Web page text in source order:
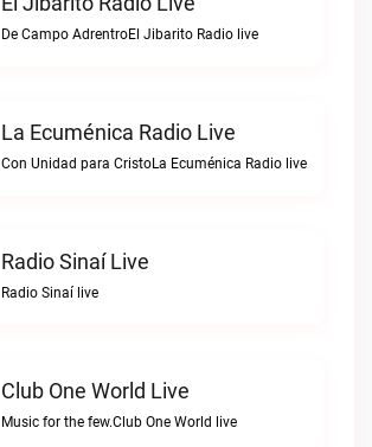
De Campo AdrentroEl Jibarito Radio live
La Ecuménica Radio Live
Con Unidad para CristoLa Ecuménica Radio live
Radio Sinaí Live
Radio Sinaí live
Club One World Live
Music for the few.Club One World live